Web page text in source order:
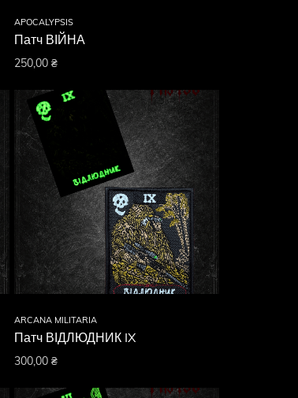
APOCALYPSIS
Патч ВІЙНА
250,00₴
ARCANA MILITARIA
Патч ВІДЛЮДНИК IX
300,00₴